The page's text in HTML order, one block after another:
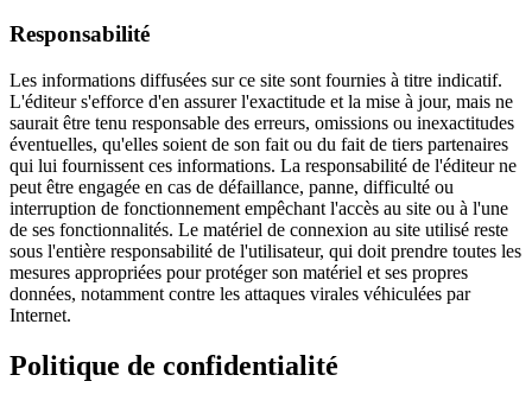
Responsabilité
Les informations diffusées sur ce site sont fournies à titre indicatif.
L'éditeur s'efforce d'en assurer l'exactitude et la mise à jour, mais ne
saurait être tenu responsable des erreurs, omissions ou inexactitudes
éventuelles, qu'elles soient de son fait ou du fait de tiers partenaires
qui lui fournissent ces informations. La responsabilité de l'éditeur ne
peut être engagée en cas de défaillance, panne, difficulté ou
interruption de fonctionnement empêchant l'accès au site ou à l'une
de ses fonctionnalités. Le matériel de connexion au site utilisé reste
sous l'entière responsabilité de l'utilisateur, qui doit prendre toutes les
mesures appropriées pour protéger son matériel et ses propres
données, notamment contre les attaques virales véhiculées par
Internet.
Politique de confidentialité